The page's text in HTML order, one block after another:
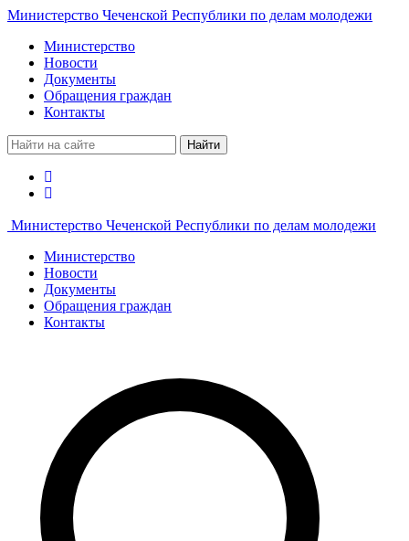
Министерство Чеченской Республики по делам молодежи
Министерство
Новости
Документы
Обращения граждан
Контакты
Найти
Министерство Чеченской Республики по делам молодежи
Министерство
Новости
Документы
Обращения граждан
Контакты